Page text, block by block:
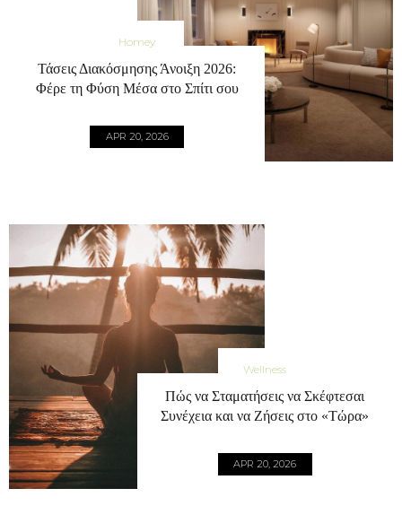
Homey
Τάσεις Διακόσμησης Άνοιξη 2026:
Φέρε τη Φύση Μέσα στο Σπίτι σου
APR 20, 2026
Wellness
Πώς να Σταματήσεις να Σκέφτεσαι
Συνέχεια και να Ζήσεις στο «Τώρα»
APR 20, 2026